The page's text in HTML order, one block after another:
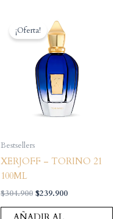
¡Oferta!
Bestsellers
XERJOFF – TORINO 21
100ML
$304.900 El
original
$239.900El